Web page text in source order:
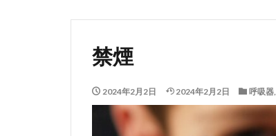
禁煙
2024年2月2日 2024年2月2日 呼吸器,